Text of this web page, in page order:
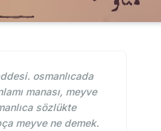
osmanlıcada
manası, meyve
sözlükte
meyve ne demek.